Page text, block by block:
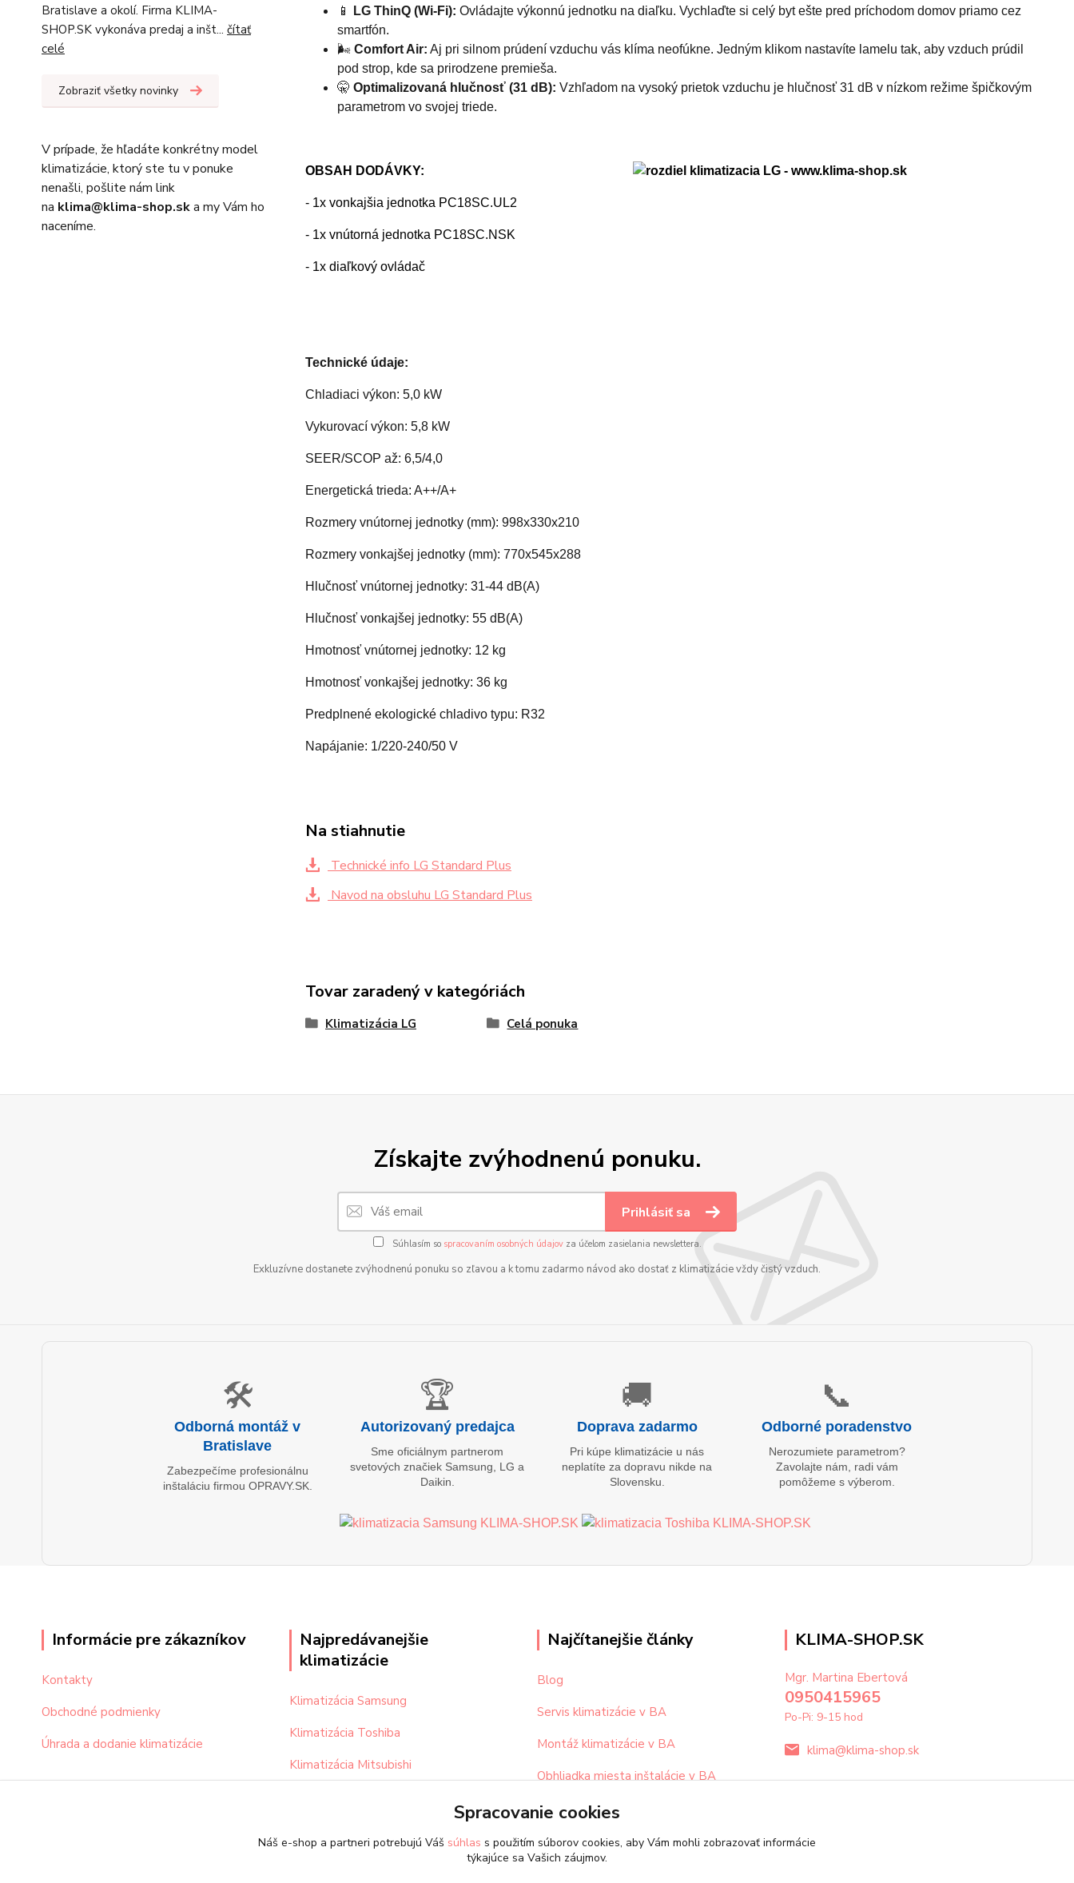
Bratislave a okolí. Firma KLIMA-
SHOP.SK vykonáva predaj a inšt... čítať
celé
Zobraziť všetky novinky
V prípade, že hľadáte konkrétny model
klimatizácie, ktorý ste tu v ponuke
nenašli, pošlite nám link
na klima@klima-shop.ska my Vám ho
naceníme.
📱
LG ThinQ (Wi-Fi): Ovládajte výkonnú jednotku na diaľku. Vychlaďte si celý byt ešte pred príchodom domov priamo cez
smartfón.
🌬️ Comfort Air: Aj pri silnom prúdení vzduchu vás klíma neofúkne. Jedným klikom nastavíte lamelu tak, aby vzduch prúdil
pod strop, kde sa prirodzene premieša.
🤫 Optimalizovaná hlučnosť (31 dB): Vzhľadom na vysoký prietok vzduchu je hlučnosť 31 dB v nízkom režime špičkovým
parametrom vo svojej triede.
OBSAH DODÁVKY:
- 1x vonkajšia jednotka PC18SC.UL2
- 1x vnútorná jednotka PC18SC.NSK
- 1x diaľkový ovládač
Technické údaje:
Chladiaci výkon: 5,0 kW
Vykurovací výkon: 5,8 kW
SEER/SCOP až: 6,5/4,0
Energetická trieda: A++/A+
Rozmery vnútornej jednotky (mm): 998x330x210
Rozmery vonkajšej jednotky (mm): 770x545x288
Hlučnosť vnútornej jednotky: 31-44 dB(A)
Hlučnosť vonkajšej jednotky: 55 dB(A)
Hmotnosť vnútornej jednotky: 12 kg
Hmotnosť vonkajšej jednotky: 36 kg
Predplnené ekologické chladivo typu: R32
Napájanie: 1/220-240/50 V
Na stiahnutie
Technické info LG Standard Plus
Navod na obsluhu LG Standard Plus
Tovar zaradený v kategóriách
Klimatizácia LG Celá ponuka
Získajte zvýhodnenú ponuku.
Prihlásiť sa
Súhlasím so spracovaním osobných údajovza účelom zasielania newslettera.
Exkluzívne dostanete zvýhodnenú ponuku so zľavou a k tomu zadarmo návod ako dostať z klimatizácie vždy čistý vzduch.
🛠️
Odborná montáž v
Bratislave
Zabezpečíme profesionálnu
inštaláciu firmou OPRAVY.SK.
🏆
Autorizovaný predajca
Sme oficiálnym partnerom
svetových značiek Samsung, LG a
Daikin.
🚚
Doprava zadarmo
Pri kúpe klimatizácie u nás
neplatíte za dopravu nikde na
Slovensku.
📞
Odborné poradenstvo
Nerozumiete parametrom?
Zavolajte nám, radi vám
pomôžeme s výberom.
Informácie pre zákazníkov
Kontakty
Obchodné podmienky
Úhrada a dodanie klimatizácie
Najpredávanejšie
klimatizácie
Klimatizácia Samsung
Klimatizácia Toshiba
Klimatizácia Mitsubishi
Najčítanejšie články
Blog
Servis klimatizácie v BA
Montáž klimatizácie v BA
Obhliadka miesta inštalácie v BA
KLIMA-SHOP.SK
Mgr. Martina Ebertová
0950415965
Po-Pi: 9-15 hod
klima@klima-shop.sk
Spracovanie cookies
Náš e-shop a partneri potrebujú Váš súhlas s použitím súborov cookies, aby Vám mohli zobrazovať informácie
týkajúce sa Vašich záujmov.